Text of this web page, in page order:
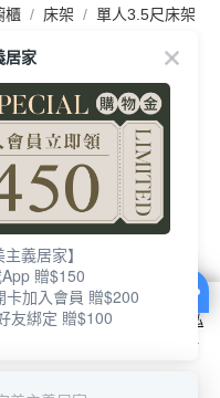
櫃 床架 單人3.5尺床架
吧
方式之詳情，及若您不希
設定，請參閱本網站「
隱私
表示您同意本公司得按本網站使
居家
義居家】
贈$150
加入會員 贈$200
友綁定 贈$100